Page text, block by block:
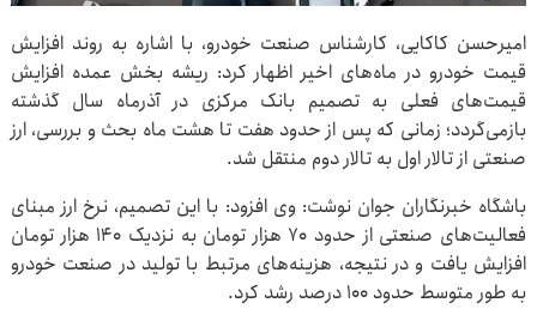
امیرحسن کاکایی، کارشناس صنعت خودرو، با اشاره به روند افزایش
قیمت خودرو در ماه‌های اخیر اظهار کرد: ریشه بخش عمده افزایش
قیمت‌های فعلی به تصمیم بانک مرکزی در آذرماه سال گذشته
بازمی‌گردد؛ زمانی که پس از حدود هفت تا هشت ماه بحث و بررسی، ارز
صنعتی از تالار اول به تالار دوم منتقل شد.
باشگاه خبرنگاران جوان نوشت: وی افزود: با این تصمیم، نرخ ارز مبنای
فعالیت‌های صنعتی از حدود ۷۰ هزار تومان به نزدیک ۱۴۰ هزار تومان
افزایش یافت و در نتیجه، هزینه‌های مرتبط با تولید در صنعت خودرو
به طور متوسط حدود ۱۰۰ درصد رشد کرد.